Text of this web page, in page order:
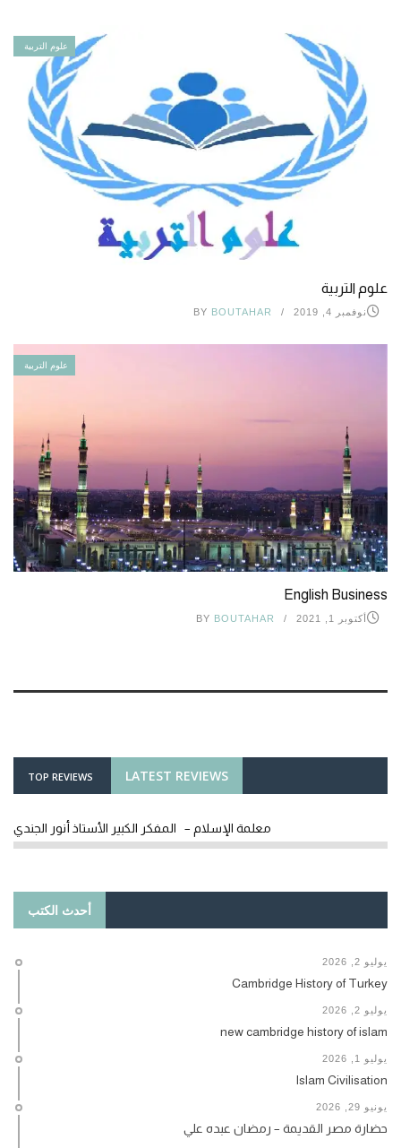
علوم التربية
علوم التربية
نوفمبر 4, 2019 BY BOUTAHAR
علوم التربية
English Business
أكتوبر 1, 2021 BY BOUTAHAR
LATEST REVIEWS
TOP REVIEWS
معلمة الإسلام – المفكر الكبير الأستاذ أنور الجندي
أحدث الكتب
يوليو 2, 2026
Cambridge History of Turkey
يوليو 2, 2026
new cambridge history of islam
يوليو 1, 2026
Islam Civilisation
يونيو 29, 2026
حضارة مصر القديمة – رمضان عبده علي